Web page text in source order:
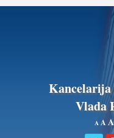
Kancelarija
Vlada
A A A